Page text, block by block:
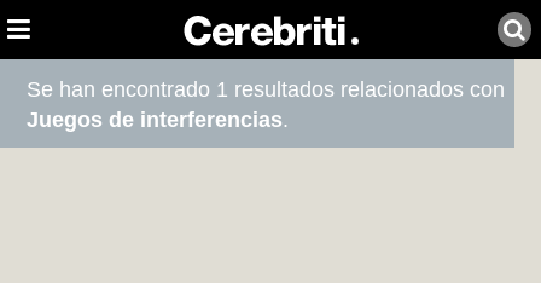
Se han encontrado 1 resultados relacionados con
Juegos de interferencias.